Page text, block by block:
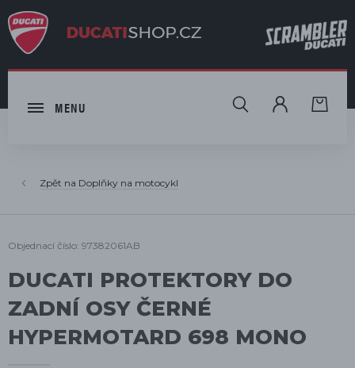
MENU HLEDAT
Doplňky na motocykl
Objednací číslo: 97382061AB
DUCATI PROTEKTORY DO
ZADNÍ OSY ČERNÉ
HYPERMOTARD 698 MONO